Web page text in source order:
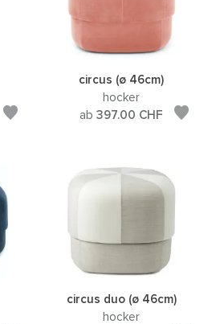
circus (ø 46cm)
hocker
ab397.00 CHF
circus duo (ø 46cm)
hocker